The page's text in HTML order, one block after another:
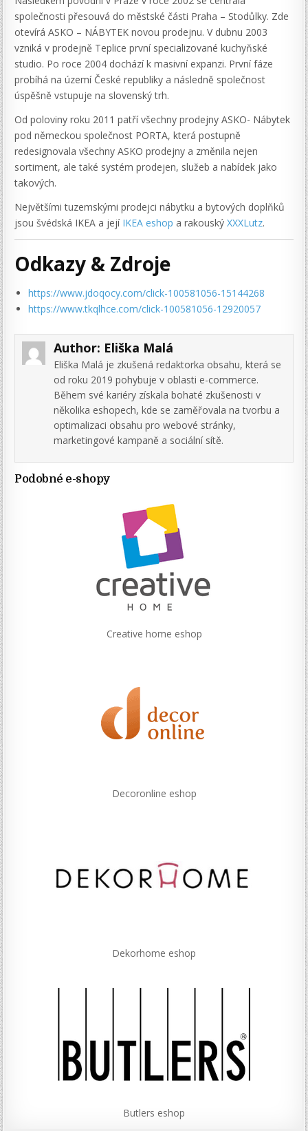
společnosti přesouvá do městské části Praha – Stodůlky. Zde
otevírá ASKO – NÁBYTEK novou prodejnu. V dubnu 2003
vzniká v prodejně Teplice první specializované kuchyňské
studio. Po roce 2004 dochází k masivní expanzi. První fáze
probíhá na území České republiky a následně společnost
úspěšně vstupuje na slovenský trh.
Od poloviny roku 2011 patří všechny prodejny ASKO- Nábytek
pod německou společnost PORTA, která postupně
redesignovala všechny ASKO prodejny a změnila nejen
sortiment, ale také systém prodejen, služeb a nabídek jako
takových.
Největšími tuzemskými prodejci nábytku a bytových doplňků
jsou švédská IKEA a její IKEA eshop a rakouskýXXXLutz.
Odkazy & Zdroje
https://www.jdoqocy.com/click-100581056-15144268
https://www.tkqlhce.com/click-100581056-12920057
Author: Eliška Malá
Eliška Malá je zkušená redaktorka obsahu, která se
od roku 2019 pohybuje v oblasti e-commerce.
Během své kariéry získala bohaté zkušenosti v
několika eshopech, kde se zaměřovala na tvorbu a
optimalizaci obsahu pro webové stránky,
marketingové kampaně a sociální sítě.
Podobné e-shopy
Creative home eshop
Decoronline eshop
Dekorhome eshop
Butlers eshop